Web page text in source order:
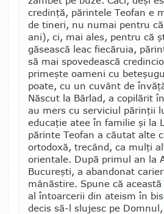
credinţă, părintele Teofan e
de tineri, nu numai pentru
ani), ci, mai ales, pentru că
găsească leac fiecăruia,
să mai spovedească
primeşte oameni cu
poate, cu un cuvânt de
Născut la Bârlad, a copilărit
au mers cu serviciul părinţii
educaţie atee în fa­milie şi la
părinte Teofan a căutat alte
orto­doxă, trecând, ca mulţi
orientale. După primul an la
Bucureşti, a abandonat
mânăstire. Spune că
al întoarcerii din ateism în
decis să-l slujesc pe